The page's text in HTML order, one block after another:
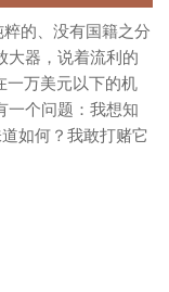
粹的、没有国籍之分
大器，说着流利的
一万美元以下的机
一个问题：我想知
如何？我敢打赌它